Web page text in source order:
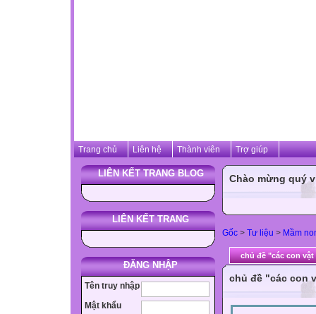
Trang chủ Liên hệ Thành viên Trợ giúp
LIÊN KẾT TRANG BLOG
LIÊN KẾT TRANG
ĐĂNG NHẬP
Tên truy nhập
Mật khẩu
Chào mừng quý
Gốc > Tư liệu > Mầm
chủ đề "các con vật
chủ đề "các con